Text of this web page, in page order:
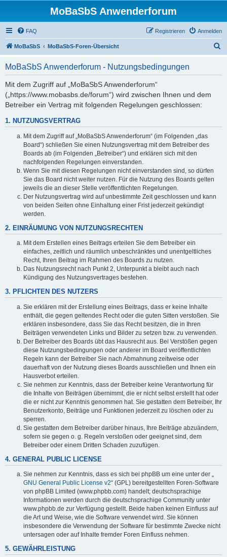
MoBaSbS Anwenderforum
FAQ Anmelden
Registrieren
MoBaSbS MoBaSbS-Foren-Übersicht
MoBaSbS Anwenderforum - Nutzungsbedingungen
Mit dem Zugriff auf „MoBaSbS Anwenderforum“
(„https://www.mobasbs.de/forum“) wird zwischen Ihnen und dem
Betreiber ein Vertrag mit folgenden Regelungen geschlossen:
1. NUTZUNGSVERTRAG
Mit dem Zugriff auf „MoBaSbS Anwenderforum“ (im Folgenden „das
Board“) schließen Sie einen Nutzungsvertrag mit dem Betreiber des
Boards ab (im Folgenden „Betreiber“) und erklären sich mit den
nachfolgenden Regelungen einverstanden.
Wenn Sie mit diesen Regelungen nicht einverstanden sind, so dürfen
Sie das Board nicht weiter nutzen. Für die Nutzung des Boards gelten
jeweils die an dieser Stelle veröffentlichten Regelungen.
Der Nutzungsvertrag wird auf unbestimmte Zeit geschlossen und kann
von beiden Seiten ohne Einhaltung einer Frist jederzeit gekündigt
werden.
2. EINRÄUMUNG VON NUTZUNGSRECHTEN
Mit dem Erstellen eines Beitrags erteilen Sie dem Betreiber ein
einfaches, zeitlich und räumlich unbeschränktes und unentgeltliches
Recht, Ihren Beitrag im Rahmen des Boards zu nutzen.
Das Nutzungsrecht nach Punkt 2, Unterpunkt a bleibt auch nach
Kündigung des Nutzungsvertrages bestehen.
3. PFLICHTEN DES NUTZERS
Sie erklären mit der Erstellung eines Beitrags, dass er keine Inhalte
enthält, die gegen geltendes Recht oder die guten Sitten verstoßen. Sie
erklären insbesondere, dass Sie das Recht besitzen, die in Ihren
Beiträgen verwendeten Links und Bilder zu setzen bzw. zu verwenden.
Der Betreiber des Boards übt das Hausrecht aus. Bei Verstößen gegen
diese Nutzungsbedingungen oder anderer im Board veröffentlichten
Regeln kann der Betreiber Sie nach Abmahnung zeitweise oder
dauerhaft von der Nutzung dieses Boards ausschließen und Ihnen ein
Hausverbot erteilen.
Sie nehmen zur Kenntnis, dass der Betreiber keine Verantwortung für
die Inhalte von Beiträgen übernimmt, die er nicht selbst erstellt hat oder
die er nicht zur Kenntnis genommen hat. Sie gestatten dem Betreiber, Ihr
Benutzerkonto, Beiträge und Funktionen jederzeit zu löschen oder zu
sperren.
Sie gestatten dem Betreiber darüber hinaus, Ihre Beiträge abzuändern,
sofern sie gegen o. g. Regeln verstoßen oder geeignet sind, dem
Betreiber oder einem Dritten Schaden zuzufügen.
4. GENERAL PUBLIC LICENSE
Sie nehmen zur Kenntnis, dass es sich bei phpBB um eine unter der „
GNU General Public License v2“ (GPL) bereitgestellten Foren-Software
von phpBB Limited (www.phpbb.com) handelt; deutschsprachige
Informationen werden durch die deutschsprachige Community unter
www.phpbb.de zur Verfügung gestellt. Beide haben keinen Einfluss auf
die Art und Weise, wie die Software verwendet wird. Sie können
insbesondere die Verwendung der Software für bestimmte Zwecke nicht
untersagen oder auf Inhalte fremder Foren Einfluss nehmen.
5. GEWÄHRLEISTUNG